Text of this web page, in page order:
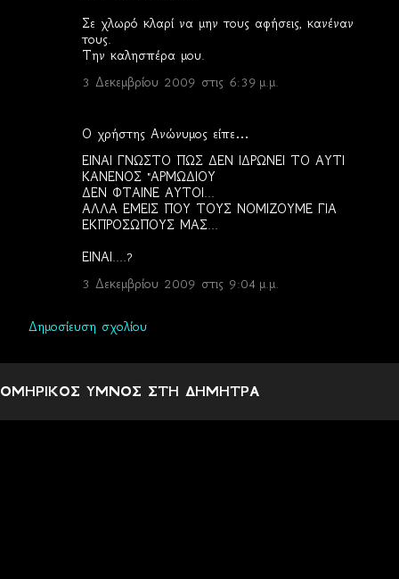
Σε χλωρό κλαρί να μην τους αφήσεις, κανέναν
τους.
Την καλησπέρα μου.
3 Δεκεμβρίου 2009 στις 6:39 μ.μ.
Ο χρήστης Ανώνυμος είπε…
ΕΙΝΑΙ ΓΝΩΣΤΟ ΠΩΣ ΔΕΝ ΙΔΡΩΝΕΙ ΤΟ ΑΥΤΙ
ΚΑΝΕΝΟΣ "ΑΡΜΩΔΙΟΥ
ΔΕΝ ΦΤΑΙΝΕ ΑΥΤΟΙ...
ΑΛΛΑ ΕΜΕΙΣ ΠΟΥ ΤΟΥΣ ΝΟΜΙΖΟΥΜΕ ΓΙΑ
ΕΚΠΡΟΣΩΠΟΥΣ ΜΑΣ...
ΕΙΝΑΙ....?
3 Δεκεμβρίου 2009 στις 9:04 μ.μ.
Δημοσίευση σχολίου
ΟΜΗΡΙΚΟΣ ΥΜΝΟΣ ΣΤΗ ΔΗΜΗΤΡΑ